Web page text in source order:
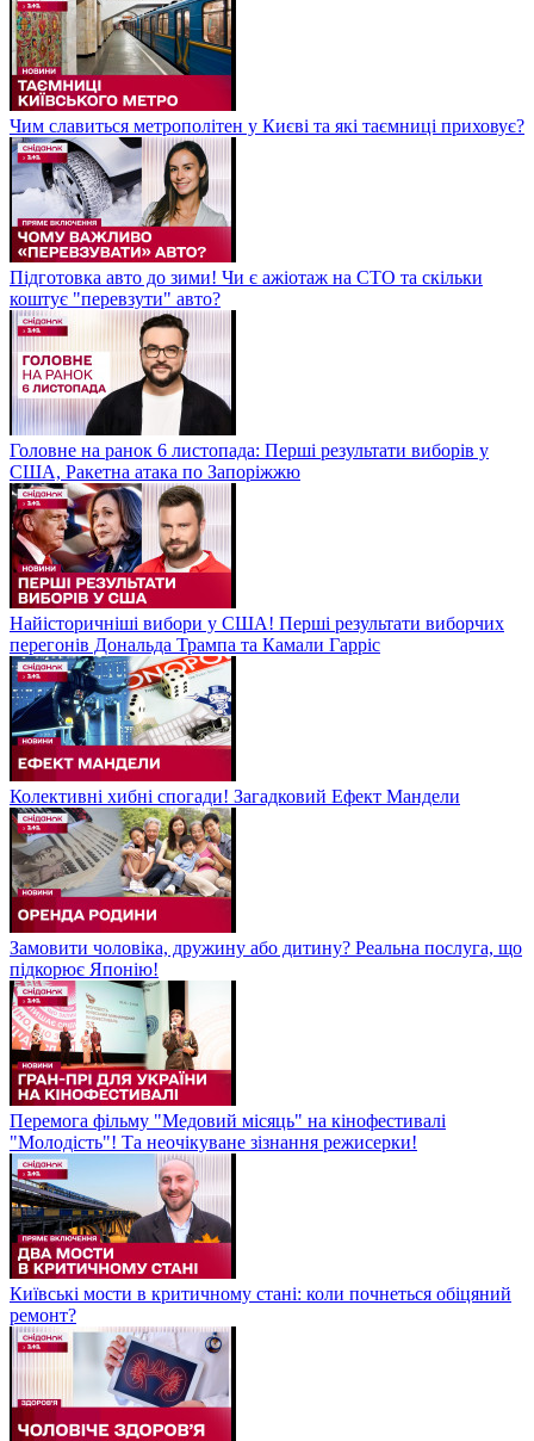
Чим славиться метрополітен у Києві та які таємниці приховує?
Підготовка авто до зими! Чи є ажіотаж на СТО та скільки
коштує "перевзути" авто?
Головне на ранок 6 листопада: Перші результати виборів у
США, Ракетна атака по Запоріжжю
Найісторичніші вибори у США! Перші результати виборчих
перегонів Дональда Трампа та Камали Гарріс
Колективні хибні спогади! Загадковий Ефект Мандели
Замовити чоловіка, дружину або дитину? Реальна послуга, що
підкорює Японію!
Перемога фільму "Медовий місяць" на кінофестивалі
"Молодість"! Та неочікуване зізнання режисерки!
Київські мости в критичному стані: коли почнеться обіцяний
ремонт?